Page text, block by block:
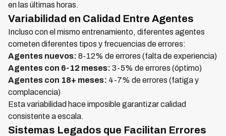
en las últimas horas.
Variabilidad en Calidad Entre Agentes
Incluso con el mismo entrenamiento, diferentes agentes
cometen diferentes tipos y frecuencias de errores:
Agentes nuevos: 8-12% de errores (falta de experiencia)
Agentes con 6-12 meses: 3-5% de errores (óptimo)
Agentes con 18+ meses: 4-7% de errores (fatiga y
complacencia)
Esta variabilidad hace imposible garantizar calidad
consistente a escala.
Sistemas Legados que Facilitan Errores